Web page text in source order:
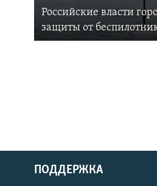
Российские власти
защиты от
ПОДДЕРЖКА